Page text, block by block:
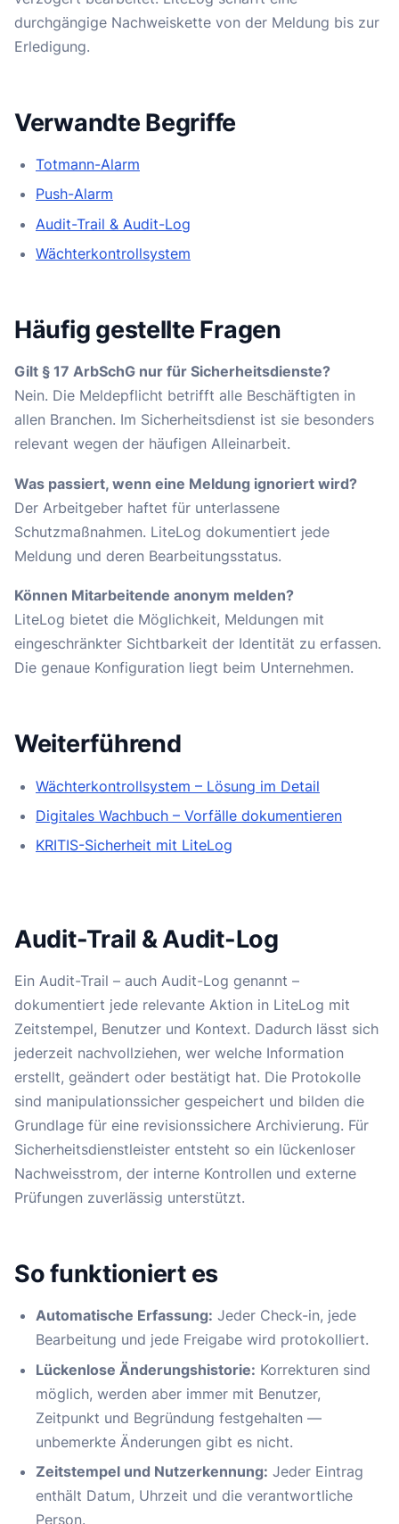
durchgängige Nachweiskette von der Meldung bis zur
Erledigung.
Verwandte Begriffe
Totmann-Alarm
Push-Alarm
Audit-Trail & Audit-Log
Wächterkontrollsystem
Häufig gestellte Fragen
Gilt § 17 ArbSchG nur für Sicherheitsdienste?
Nein. Die Meldepflicht betrifft alle Beschäftigten in
allen Branchen. Im Sicherheitsdienst ist sie besonders
relevant wegen der häufigen Alleinarbeit.
Was passiert, wenn eine Meldung ignoriert wird?
Der Arbeitgeber haftet für unterlassene
Schutzmaßnahmen. LiteLog dokumentiert jede
Meldung und deren Bearbeitungsstatus.
Können Mitarbeitende anonym melden?
LiteLog bietet die Möglichkeit, Meldungen mit
eingeschränkter Sichtbarkeit der Identität zu erfassen.
Die genaue Konfiguration liegt beim Unternehmen.
Weiterführend
Wächterkontrollsystem – Lösung im Detail
Digitales Wachbuch – Vorfälle dokumentieren
KRITIS-Sicherheit mit LiteLog
Audit-Trail & Audit-Log
Ein Audit-Trail – auch Audit-Log genannt –
dokumentiert jede relevante Aktion in LiteLog mit
Zeitstempel, Benutzer und Kontext. Dadurch lässt sich
jederzeit nachvollziehen, wer welche Information
erstellt, geändert oder bestätigt hat. Die Protokolle
sind manipulationssicher gespeichert und bilden die
Grundlage für eine revisionssichere Archivierung. Für
Sicherheitsdienstleister entsteht so ein lückenloser
Nachweisstrom, der interne Kontrollen und externe
Prüfungen zuverlässig unterstützt.
So funktioniert es
Automatische Erfassung: Jeder Check-in, jede
Bearbeitung und jede Freigabe wird protokolliert.
Lückenlose Änderungshistorie: Korrekturen sind
möglich, werden aber immer mit Benutzer,
Zeitpunkt und Begründung festgehalten —
unbemerkte Änderungen gibt es nicht.
Zeitstempel und Nutzerkennung: Jeder Eintrag
enthält Datum, Uhrzeit und die verantwortliche
Person.